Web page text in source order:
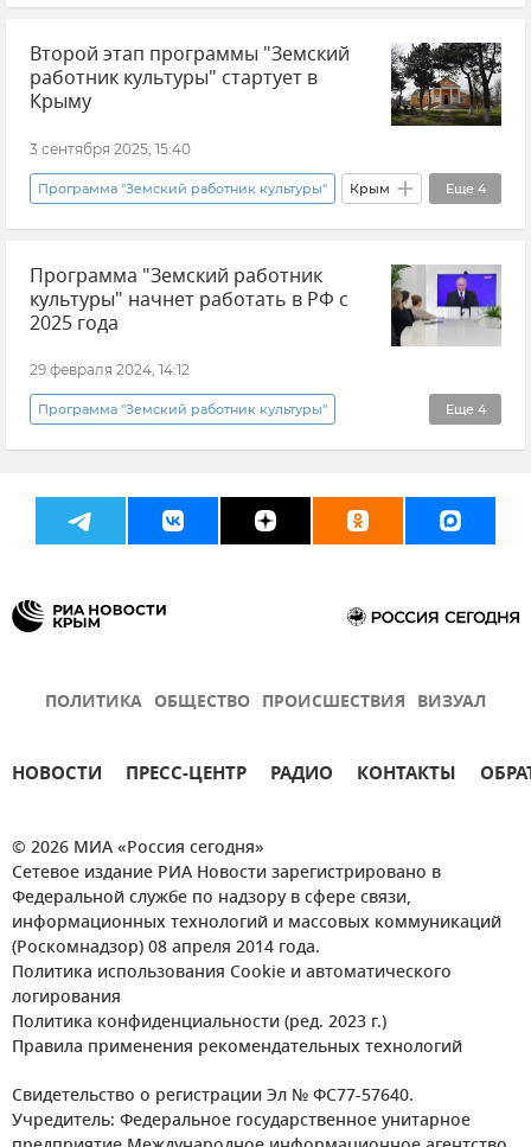
Эксклюзивы РИА Новости Крым Крым
Общество Россия Культура
Судак
Второй этап программы "Земский
работник культуры" стартует в
Крыму
3 сентября 2025, 15:40
Еще 4
Программа "Земский работник культуры" Крым
Новости Крыма Михаил Назаров
Общество Минкульт Крыма
Программа "Земский работник
культуры" начнет работать в РФ с
2025 года
29 февраля 2024, 14:12
Еще 4
Программа "Земский работник культуры"
Владимир Путин (политик)
Послание Федеральному Собранию
ПОЛИТИКА ОБЩЕСТВО ПРОИСШЕСТВИЯ ВИЗУАЛ
НОВОСТИ ПРЕСС-ЦЕНТР РАДИО КОНТАКТЫ
© 2026 МИА «Россия сегодня»
Сетевое издание РИА Новости зарегистрировано в
Федеральной службе по надзору в сфере связи,
информационных технологий и массовых коммуникаций
(Роскомнадзор) 08 апреля 2014 года.
Политика использования Cookie и автоматического
логирования
Политика конфиденциальности (ред. 2023 г.)
Правила применения рекомендательных технологий
Свидетельство о регистрации Эл № ФС77-57640.
Учредитель: Федеральное государственное унитарное